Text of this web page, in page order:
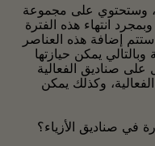
وستحتوي على مجموعة
انتهاء هذه الفترة
ستتم إضافة هذه العناصر
يمكن حيازتها
صناديق الفعالية
وكذلك يمكن
صناديق الأزياء؟